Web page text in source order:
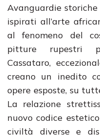
Avanguardie
ispirati all’arte
al fenomeno del
pitture rupestri
Cassataro,
creano un inedito
opere esposte, su
La relazione
nuovo codice
civiltà diverse e